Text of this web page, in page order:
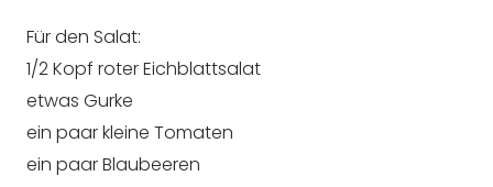
Für den Salat:
1/2 Kopf roter Eichblattsalat
etwas Gurke
ein paar kleine Tomaten
ein paar Blaubeeren